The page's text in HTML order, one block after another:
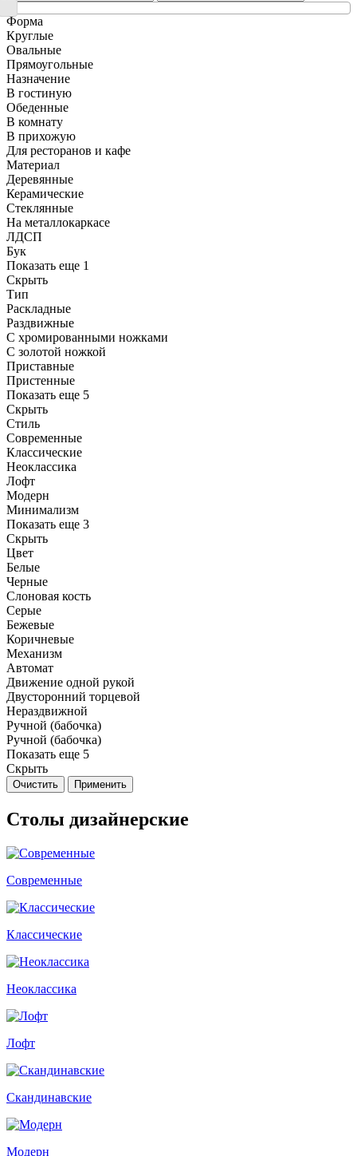
Форма
Круглые
Овальные
Прямоугольные
Назначение
В гостиную
Обеденные
В комнату
В прихожую
Для ресторанов и кафе
Материал
Деревянные
Керамические
Стеклянные
На металлокаркасе
ЛДСП
Бук
Показать еще 1
Скрыть
Тип
Раскладные
Раздвижные
С хромированными ножками
С золотой ножкой
Приставные
Пристенные
Показать еще 5
Скрыть
Стиль
Современные
Классические
Неоклассика
Лофт
Модерн
Минимализм
Показать еще 3
Скрыть
Цвет
Белые
Черные
Слоновая кость
Серые
Бежевые
Коричневые
Механизм
Автомат
Движение одной рукой
Двусторонний торцевой
Нераздвижной
Ручной (бабочка)
Ручной (бабочка)
Показать еще 5
Скрыть
Очистить Применить
Столы дизайнерские
Современные
Классические
Неоклассика
Лофт
Скандинавские
Модерн